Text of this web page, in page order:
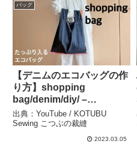
バッグ
【デニムのエコバッグの作
り方】shopping
bag/denim/diy/ –
KOTUBU Sewing こつぶ
の裁縫
出典：YouTube / KOTUBU
Sewing こつぶの裁縫
2023.03.05